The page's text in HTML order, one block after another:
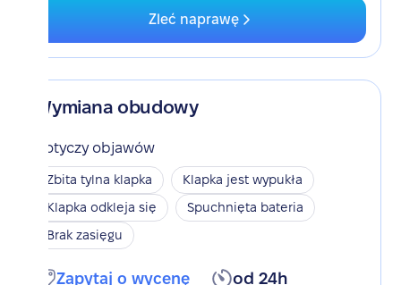
Zleć naprawę
Wymiana obudowy
Dotyczy objawów
Zbita tylna klapka
Klapka jest wypukła
Klapka odkleja się
Spuchnięta bateria
Brak zasięgu
Zapytaj o wycenę od 24h